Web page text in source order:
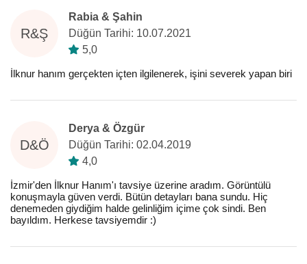
R&Ş
Rabia & Şahin
Düğün Tarihi: 10.07.2021
5,0
İlknur hanım gerçekten içten ilgilenerek, işini severek yapan biri
D&Ö
Derya & Özgür
Düğün Tarihi: 02.04.2019
4,0
İzmir'den İlknur Hanım'ı tavsiye üzerine aradım. Görüntülü
konuşmayla güven verdi. Bütün detayları bana sundu. Hiç
denemeden giydiğim halde gelinliğim içime çok sindi. Ben
bayıldım. Herkese tavsiyemdir :)